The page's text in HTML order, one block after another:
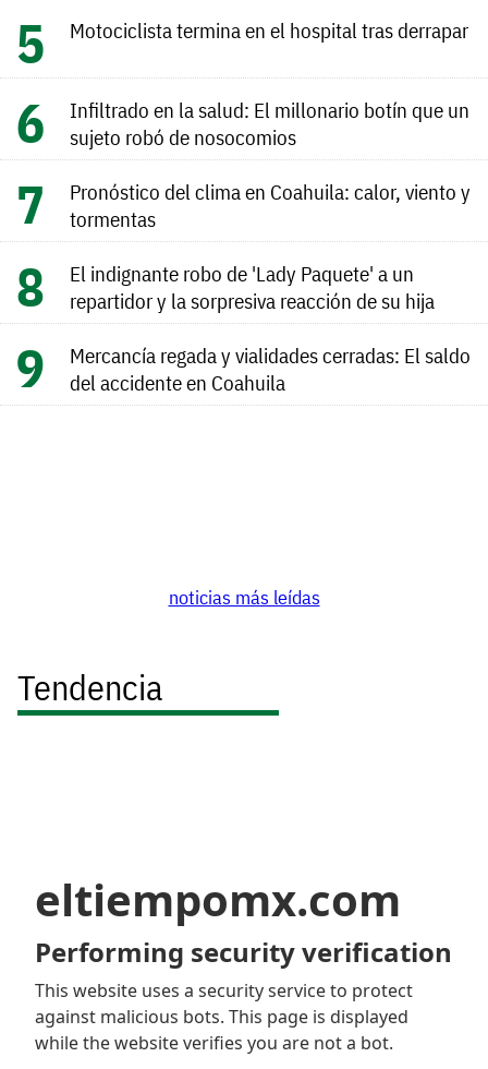
Motociclista termina en el hospital tras derrapar
Infiltrado en la salud: El millonario botín que un
sujeto robó de nosocomios
Pronóstico del clima en Coahuila: calor, viento y
tormentas
El indignante robo de 'Lady Paquete' a un
repartidor y la sorpresiva reacción de su hija
Mercancía regada y vialidades cerradas: El saldo
del accidente en Coahuila
noticias más leídas
Tendencia